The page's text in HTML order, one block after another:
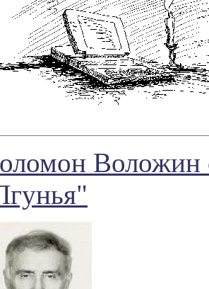
Воложин